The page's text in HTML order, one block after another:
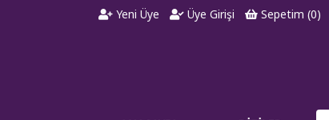
Yeni Üye Üye Girişi Sepetim (0)